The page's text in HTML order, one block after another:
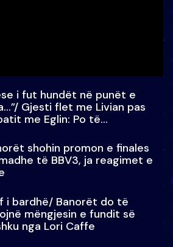
i fut hundët në punët e
Gjesti flet me Livian pas
me Eglin: Po të
shohin promon e finales
të BBV3, ja reagimet e
i bardhë/ Banorët do të
mëngjesin e fundit së
nga Lori Caffe